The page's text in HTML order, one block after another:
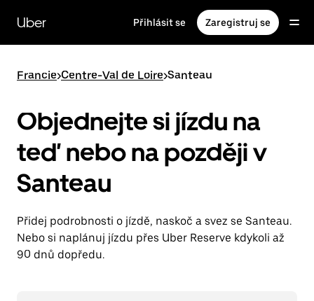
hlavní
obsah
Uber Přihlásit se Zaregistruj se
Francie>Centre-Val de Loire>Santeau
Objednejte si jízdu na
teď nebo na později v
Santeau
Přidej podrobnosti o jízdě, naskoč a svez se Santeau.
Nebo si naplánuj jízdu přes Uber Reserve kdykoli až
90 dnů dopředu.